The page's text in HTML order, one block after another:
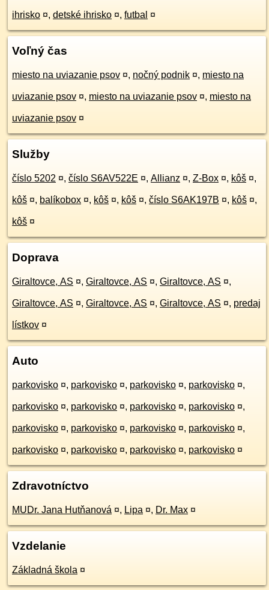
ihrisko ¤, detské ihrisko ¤, futbal ¤
Voľný čas
miesto na uviazanie psov ¤, nočný podnik ¤, miesto na
uviazanie psov ¤, miesto na uviazanie psov ¤, miesto na
uviazanie psov ¤
Služby
číslo 5202 ¤, číslo S6AV522E ¤, Allianz ¤, Z-Box ¤, kôš ¤,
kôš ¤, balíkobox ¤, kôš ¤, kôš ¤, číslo S6AK197B ¤, kôš ¤,
kôš ¤
Doprava
Giraltovce, AS ¤, Giraltovce, AS ¤, Giraltovce, AS ¤,
Giraltovce, AS ¤, Giraltovce, AS ¤, Giraltovce, AS ¤, predaj
lístkov ¤
Auto
parkovisko ¤, parkovisko ¤, parkovisko ¤, parkovisko ¤,
parkovisko ¤, parkovisko ¤, parkovisko ¤, parkovisko ¤,
parkovisko ¤, parkovisko ¤, parkovisko ¤, parkovisko ¤,
parkovisko ¤, parkovisko ¤, parkovisko ¤, parkovisko ¤
Zdravotníctvo
MUDr. Jana Hutňanová ¤, Lipa ¤, Dr. Max ¤
Vzdelanie
Základná škola ¤